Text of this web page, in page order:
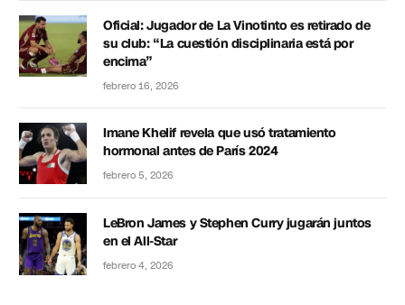
Oficial: Jugador de La Vinotinto es retirado de
su club: “La cuestión disciplinaria está por
encima”
febrero 16, 2026
Imane Khelif revela que usó tratamiento
hormonal antes de París 2024
febrero 5, 2026
LeBron James y Stephen Curry jugarán juntos
en el All-Star
febrero 4, 2026